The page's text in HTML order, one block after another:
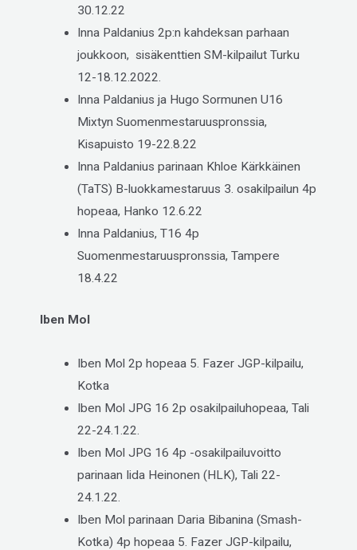
30.12.22
Inna Paldanius 2p:n kahdeksan parhaan
joukkoon, sisäkenttien SM-kilpailut Turku
12-18.12.2022.
Inna Paldanius ja Hugo Sormunen U16
Mixtyn Suomenmestaruuspronssia,
Kisapuisto 19-22.8.22
Inna Paldanius parinaan Khloe Kärkkäinen
(TaTS) B-luokkamestaruus 3. osakilpailun 4p
hopeaa, Hanko 12.6.22
Inna Paldanius, T16 4p
Suomenmestaruuspronssia, Tampere
18.4.22
Iben Mol
Iben Mol 2p hopeaa 5. Fazer JGP-kilpailu,
Kotka
Iben Mol JPG 16 2p osakilpailuhopeaa, Tali
22-24.1.22.
Iben Mol JPG 16 4p -osakilpailuvoitto
parinaan Iida Heinonen (HLK), Tali 22-
24.1.22.
Iben Mol parinaan Daria Bibanina (Smash-
Kotka) 4p hopeaa 5. Fazer JGP-kilpailu,